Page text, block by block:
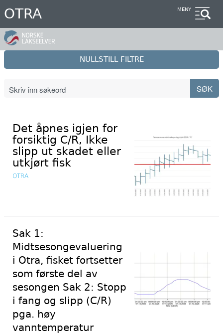
Hopp
til
hovedinnhold
OTRA MENY
NULLSTILL FILTRE
Det åpnes igjen for
forsiktig C/R, Ikke
slipp ut skadet eller
utkjørt fisk
OTRA
Sak 1:
Midtsesongevaluering
i Otra, fisket fortsetter
som første del av
sesongen Sak 2: Stopp
i fang og slipp (C/R)
pga. høy
vanntemperatur